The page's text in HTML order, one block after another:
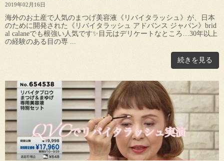
2019年02月16日
海外のお土産で人気のまつげ美容液《リバイタラッシュ》が、日本
のために開発された《リバイタラッシュ アドバンス ジャパン》brid
al calaneでも根強い人気です✨目元はデリケートなところ…30年以上
の経験のある目の専 ...
続きを見る